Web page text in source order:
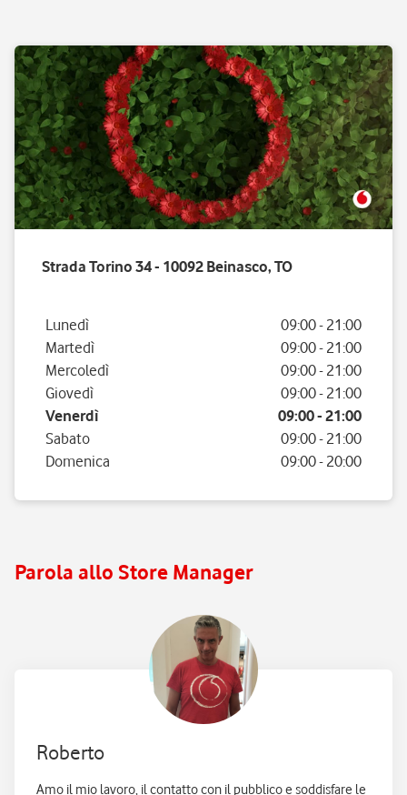
Strada Torino 34 - 10092 Beinasco, TO
Giorno della settimana
Lunedì 09:00- 21:00
Martedì
09:00- 21:00
Mercoledì
09:00- 21:00
Giovedì
09:00- 21:00
Venerdì
09:00- 21:00
Sabato
09:00- 21:00
Domenica
09:00- 20:00
Parola allo Store Manager
Roberto
Amo il mio lavoro, il contatto con il pubblico e soddisfare le